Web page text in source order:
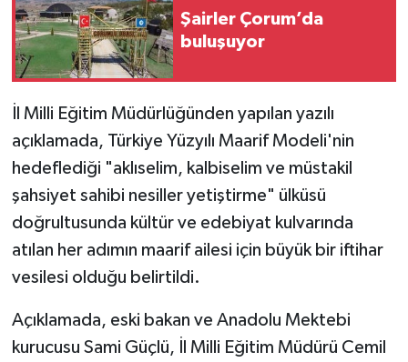
Şairler Çorum’da
buluşuyor
İl Milli Eğitim Müdürlüğünden yapılan yazılı
açıklamada, Türkiye Yüzyılı Maarif Modeli'nin
hedeflediği "aklıselim, kalbiselim ve müstakil
şahsiyet sahibi nesiller yetiştirme" ülküsü
doğrultusunda kültür ve edebiyat kulvarında
atılan her adımın maarif ailesi için büyük bir iftihar
vesilesi olduğu belirtildi.
Açıklamada, eski bakan ve Anadolu Mektebi
kurucusu Sami Güçlü, İl Milli Eğitim Müdürü Cemil